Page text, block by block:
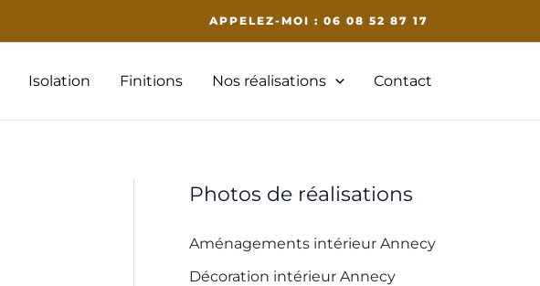
APPELEZ-MOI : 06 08 52 87 17
Isolation Finitions Nos réalisations Contact
Photos de réalisations
Aménagements intérieur Annecy
Décoration intérieur Annecy